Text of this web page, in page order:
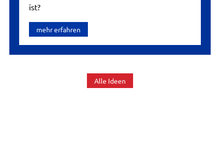
ist?
mehr erfahren
Alle Ideen